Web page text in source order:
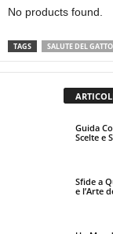
No products found.
TAGS SALUTE DEL GATTO
Guida
Scelte e
Sfide a
e l’Arte